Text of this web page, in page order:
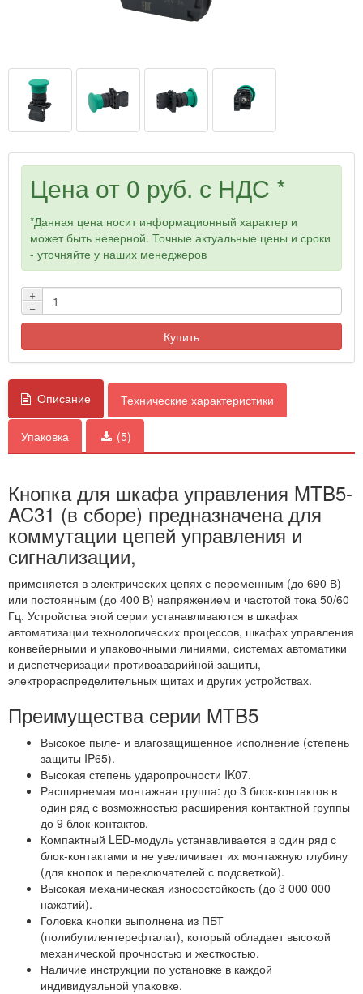
Цена от 0 руб. с НДС *
*Данная цена носит информационный характер и
может быть неверной. Точные актуальные цены и сроки
- уточняйте у наших менеджеров
+
−
Купить
Описание Технические характеристики
Упаковка (5)
Кнопка для шкафа управления MTB5-
AC31 (в сборе) предназначена для
коммутации цепей управления и
сигнализации,
применяется в электрических цепях с переменным (до 690 В)
или постоянным (до 400 В) напряжением и частотой тока 50/60
Гц. Устройства этой серии устанавливаются в шкафах
автоматизации технологических процессов, шкафах управления
конвейерными и упаковочными линиями, системах автоматики
и диспетчеризации противоаварийной защиты,
электрораспределительных щитах и других устройствах.
Преимущества серии MTB5
Высокое пыле- и влагозащищенное исполнение (степень
защиты IP65).
Высокая степень ударопрочности IK07.
Расширяемая монтажная группа: до 3 блок-контактов в
один ряд с возможностью расширения контактной группы
до 9 блок-контактов.
Компактный LED-модуль устанавливается в один ряд с
блок-контактами и не увеличивает их монтажную глубину
(для кнопок и переключателей с подсветкой).
Высокая механическая износостойкость (до 3 000 000
нажатий).
Головка кнопки выполнена из ПБТ
(полибутилентерефталат), который обладает высокой
механической прочностью и жесткостью.
Наличие инструкции по установке в каждой
индивидуальной упаковке.